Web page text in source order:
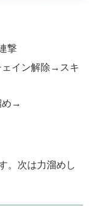
撃
ェイン解除→スキ
め→
。次は力溜めし